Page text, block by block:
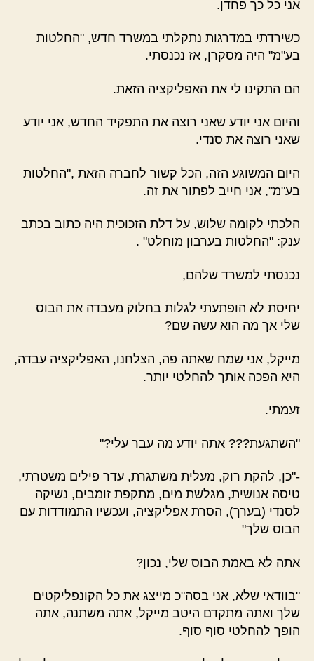
אני כל כך פחדן.
כשירדתי במדרגות נתקלתי במשרד חדש, "החלטות
בע"מ" היה מסקרן, אז נכנסתי.
הם התקינו לי את האפליקציה הזאת.
והיום אני יודע שאני רוצה את התפקיד החדש, אני יודע
שאני רוצה את סנדי.
היום המשוגע הזה, הכל קשור לחברה הזאת ,"החלטות
בע"מ", אני חייב לפתור את זה.
הלכתי לקומה שלוש, על דלת הזכוכית היה כתוב בכתב
ענק: "החלטות בערבון מוחלט" .
נכנסתי למשרד שלהם,
יחיסת לא הופתעתי לגלות בחלוק מעבדה את הבוס
שלי אך מה הוא עשה שם?
מייקל, אני שמח שאתה פה, הצלחנו, האפליקציה עבדה,
היא הפכה אותך להחלטי יותר.
זעמתי.
"השתגעת??? אתה יודע מה עבר עלי?"
-"כן, להקת רוק, מעלית משתגרת, עדר פילים משטרתי,
טיסה אנושית, מגלשת מים, מתקפת זומבים, נשיקה
לסנדי (בערך), הסרת אפליקציה, ועכשיו התמודדות עם
הבוס שלך"
אתה לא באמת הבוס שלי, נכון?
"בוודאי שלא, אני בסה"כ מייצג את כל הקונפליקטים
שלך ואתה מתקדם היטב מייקל, אתה משתנה, אתה
הופך להחלטי סוף סוף.